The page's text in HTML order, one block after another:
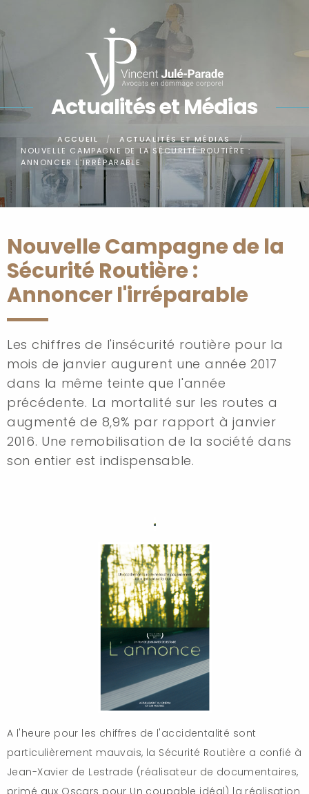
Panneau de gestion des cookies
Actualités et Médias
ACCUEIL
ACTUALITÉS ET MÉDIAS
NOUVELLE CAMPAGNE DE LA SÉCURITÉ ROUTIÈRE :
ANNONCER L'IRRÉPARABLE
Nouvelle Campagne de la
Sécurité Routière :
Annoncer l'irréparable
Les chiffres de l'insécurité routière pour la
mois de janvier augurent une année 2017
dans la même teinte que l'année
précédente. La mortalité sur les routes a
augmenté de 8,9% par rapport à janvier
2016. Une remobilisation de la société dans
son entier est indispensable.
A l'heure pour les chiffres de l'accidentalité sont
particulièrement mauvais, la Sécurité Routière a confié à
Jean-Xavier de Lestrade (réalisateur de documentaires,
primé aux Oscars pour Un coupable idéal) la réalisation